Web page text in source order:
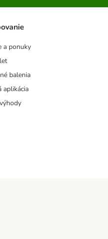
a ponuky
balenia
aplikácia